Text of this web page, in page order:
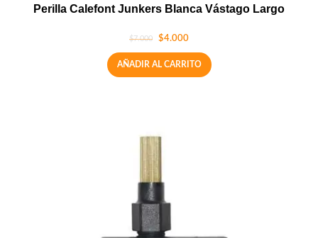
Perilla Calefont Junkers Blanca Vástago Largo
$7.000 $4.000
AÑADIR AL CARRITO